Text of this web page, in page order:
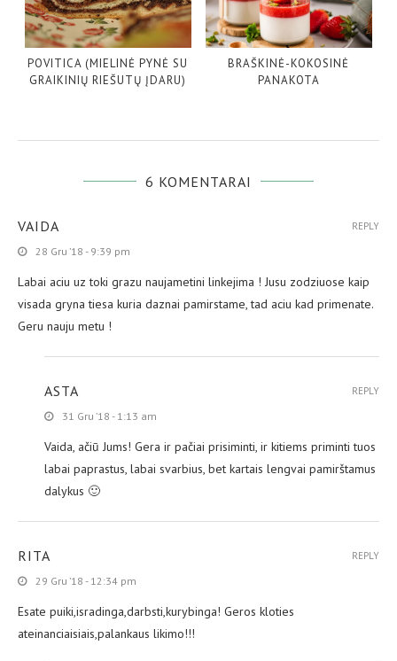
POVITICA (MIELINĖ PYNĖ SU
GRAIKINIŲ RIEŠUTŲ ĮDARU)
BRAŠKINĖ-KOKOSINĖ
PANAKOTA
6 KOMENTARAI
VAIDA
28 Gru ’18 - 9:39 pm
Labai aciu uz toki grazu naujametini linkejima ! Jusu zodziuose kaip
visada gryna tiesa kuria daznai pamirstame, tad aciu kad primenate.
Geru nauju metu !
REPLY
ASTA
31 Gru ’18 - 1:13 am
Vaida, ačiū Jums! Gera ir pačiai prisiminti, ir kitiems priminti tuos
labai paprastus, labai svarbius, bet kartais lengvai pamirštamus
dalykus 🙂
REPLY
RITA
29 Gru ’18 - 12:34 pm
Esate puiki,isradinga,darbsti,kurybinga! Geros kloties
ateinanciaisiais,palankaus likimo!!!
REPLY